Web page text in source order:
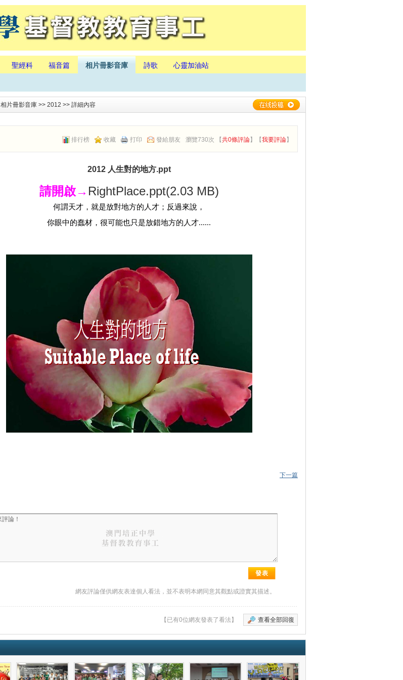
聖經科 福音篇 相片冊影音庫 詩歌 心靈加油站
相片冊影音庫 >> 2012 >> 詳細內容
排行榜 收藏 打印 發給朋友 瀏覽730次 【共0條評論】【我要評論】
2012 人生對的地方.ppt
請開啟→ RightPlace.ppt(2.03 MB)
何謂天才，就是放對地方的人才；反過來說，
你眼中的蠢材，很可能也只是放錯地方的人才......
下一篇
網友評論僅供網友表達個人看法，並不表明本網同意其觀點或證實其描述。
查看全部回復
【已有0位網友發表了看法】